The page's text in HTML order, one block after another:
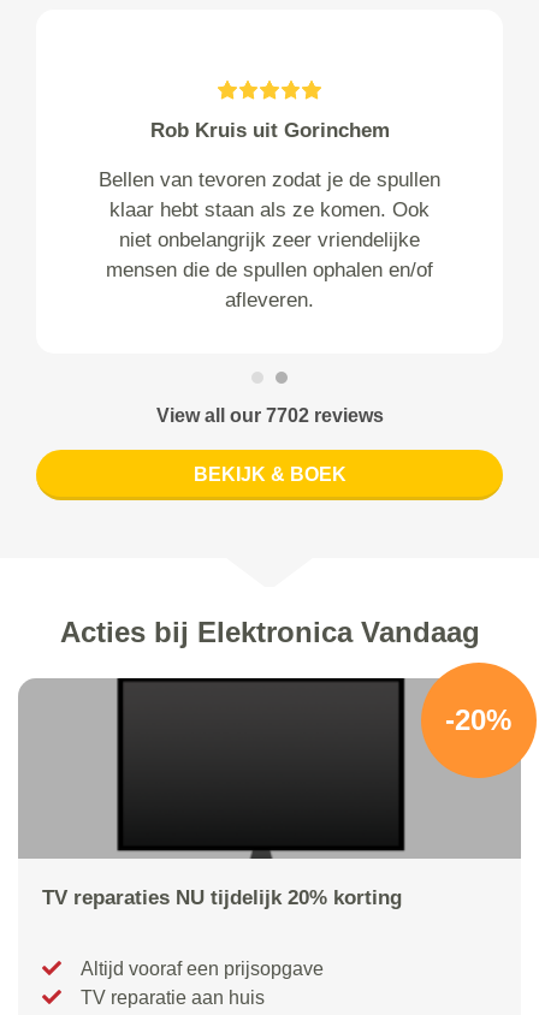
Rob Kruis uit Gorinchem
Bellen van tevoren zodat je de spullen
klaar hebt staan als ze komen. Ook
niet onbelangrijk zeer vriendelijke
mensen die de spullen ophalen en/of
afleveren.
View all our 7702 reviews
BEKIJK & BOEK
Acties bij Elektronica Vandaag
-20%
TV reparaties NU tijdelijk 20% korting
Altijd vooraf een prijsopgave
TV reparatie aan huis